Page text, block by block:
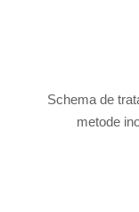
Schema de
metode